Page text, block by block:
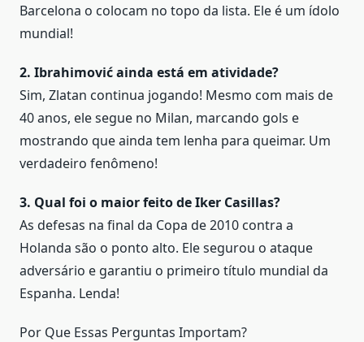
Barcelona o colocam no topo da lista. Ele é um ídolo
mundial!
2. Ibrahimović ainda está em atividade?
Sim, Zlatan continua jogando! Mesmo com mais de
40 anos, ele segue no Milan, marcando gols e
mostrando que ainda tem lenha para queimar. Um
verdadeiro fenômeno!
3. Qual foi o maior feito de Iker Casillas?
As defesas na final da Copa de 2010 contra a
Holanda são o ponto alto. Ele segurou o ataque
adversário e garantiu o primeiro título mundial da
Espanha. Lenda!
Por Que Essas Perguntas Importam?